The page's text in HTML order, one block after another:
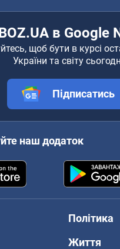
в Google
щоб бути в курсі
України та світу
Підписатись
наш додаток
Політика
Життя